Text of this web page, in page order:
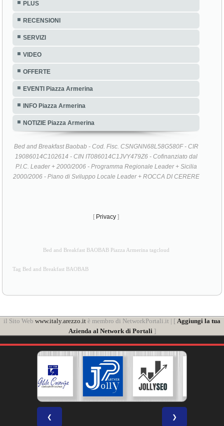
PLUS
RECENSIONI
SERVIZI
VIDEO
OFFERTE
EVENTI Piazza Armerina
INFO Piazza Armerina
NOTIZIE Piazza Armerina
Bed and Breakfast Baobab - Cod. Fisc. CSNGNN68L58G580F - CIR
19086014C102614 - CIN IT086014C1JVY479Z6 - Cofinanziato dal
P.I.C. Leader + 2000/2006 - Programma Regionale Leader + Sicilia
2000/2006 - Piano di Sviluppo Locale Leader + ROCCA DI CERERE
[ Privacy ]
Bed and Breakfast BAOBAB Piazza Armerina tagcloud
Tag Bed and Breakfast BAOBAB
il Sito Web www.italy.arezzo.it è membro di NetworkPortali.it | [ Aggiungi la tua
Azienda al Network di Portali ]
❮ ❯